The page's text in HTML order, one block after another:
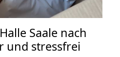
Halle Saale nach
und stressfrei